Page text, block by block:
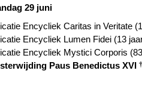
29 juni
Encycliek Caritas in Veritate
Encycliek Lumen Fidei (13
Encycliek Mystici Corporis
Paus Benedictus XVI †